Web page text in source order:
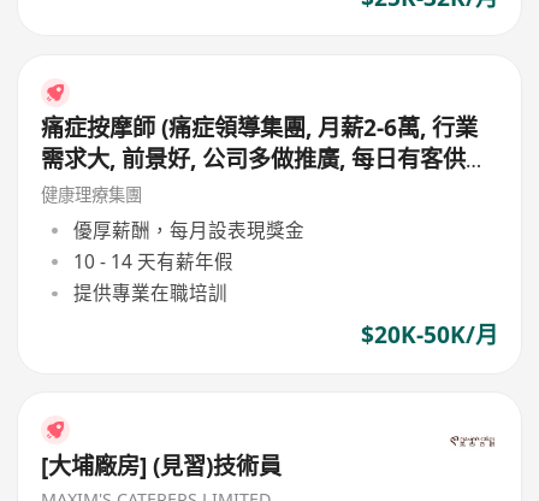
痛症按摩師 (痛症領導集團, 月薪2-6萬, 行業
需求大, 前景好, 公司多做推廣, 每日有客供應,
無需自己搵客, 會同顧問夾單, 適合追求專業
人士申請)
健康理療集團
優厚薪酬，每月設表現獎金
10 - 14 天有薪年假
提供專業在職培訓
$20K-50K/月
[大埔廠房] (見習)技術員